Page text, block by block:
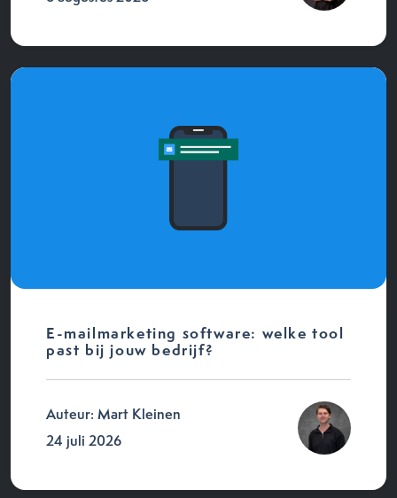
E-mailmarketing software: welke tool
past bij jouw bedrijf?
Auteur: Mart Kleinen
24 juli 2026